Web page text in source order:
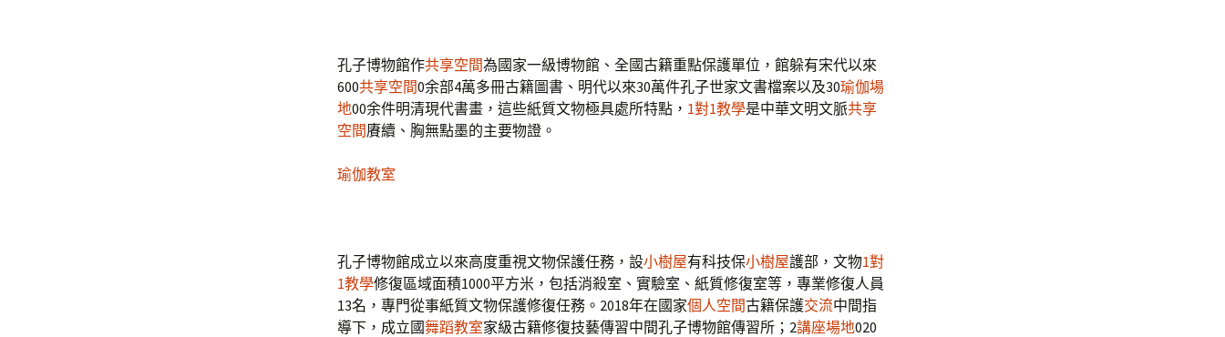
孔子博物館作共享空間為國家一級博物館、全國古籍重點保護單位，館躲有宋代以來
600共享空間0余部4萬多冊古籍圖書、明代以來30萬件孔子世家文書檔案以及30瑜伽場
地00余件明清現代書畫，這些紙質文物極具處所特點， 1對1教學是中華文明文脈共享
空間賡續、胸無點墨的主要物證。
瑜伽教室
孔子博物館成立以來高度重視文物保護任務，設小樹屋有科技保小樹屋護部，文物1對
1教學修復區域面積1000平方米，包括消殺室、實驗室、紙質修復室等，專業修復人員
13名，專門從事紙質文物保護修復任務。2018年在國家個人空間古籍保護交流中間指
導下，成立國舞蹈教室家級古籍修復技藝傳習中間孔子博物館傳習所；2講座場地020